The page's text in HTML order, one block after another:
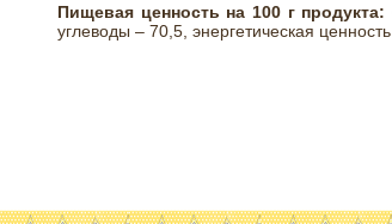
Пищевая ценность на 100 г продукта:
углеводы – 70,5, энергетическая